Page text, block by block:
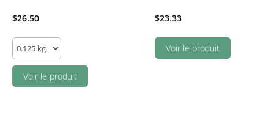
$26.50
Garam
masala
quantity
Voir le produit
$23.33
Voir le produit